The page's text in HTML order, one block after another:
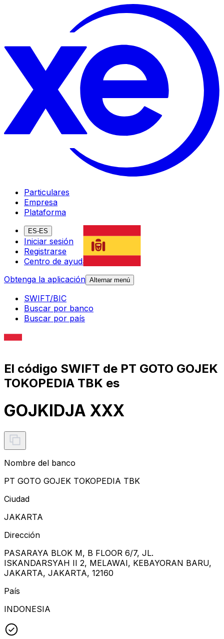
Particulares
Empresa
Plataforma
ES-ES
Iniciar sesión
Registrarse
Centro de ayuda
Obtenga la aplicación Alternar menú
SWIFT/BIC
Buscar por banco
Buscar por país
El código SWIFT de PT GOTO GOJEK
TOKOPEDIA TBK es
GOJKIDJA XXX
Nombre del banco
PT GOTO GOJEK TOKOPEDIA TBK
Ciudad
JAKARTA
Dirección
PASARAYA BLOK M, B FLOOR 6/7, JL.
ISKANDARSYAH II 2, MELAWAI, KEBAYORAN BARU,
JAKARTA, JAKARTA, 12160
País
INDONESIA